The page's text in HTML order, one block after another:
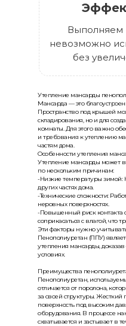
Выполняем
невозможно
без
Утепление мансарды
Мансарда — это
Пространство под крышей
складирования, но и для
комнаты. Для этого важно
и требования к утеплению
частям дома.
Особенности утепления
Утепление мансарды может
по нескольким причинам:
-Низкие температуры зимой:
других частях дома.
-Технические сложности:
неровных поверхностях.
-Повышенный риск контакта
соприкасаться с влагой, что
Эти факторы нужно
Пенополиуретан (ППУ)
утепления мансарды,
условиях.
Преимущества
Пенополиуретан,
отличается от поролона,
за своей структуры.
поверхность под высоким
оборудования. В процессе
схватывается и застывает в